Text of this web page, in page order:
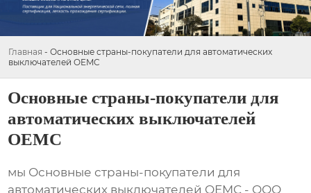
Главная - Основные страны-покупатели для автоматических
выключателей OEMC
Основные страны-покупатели для
автоматических выключателей
OEMC
мы Основные страны-покупатели для
автоматических выключателей OEMC - ООО